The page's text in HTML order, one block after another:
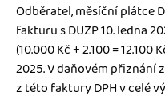
Odběratel, měsíční plátce
fakturu s DUZP 10. ledna
(10.000 Kč + 2.100 =
2025. V daňovém přiznání
z této faktury DPH v celé